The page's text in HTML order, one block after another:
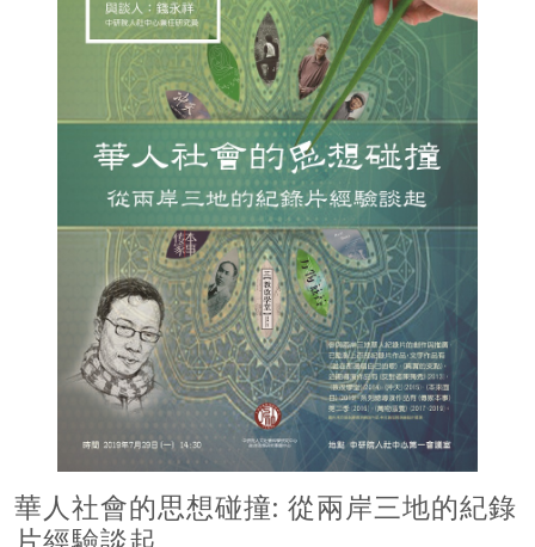
華人社會的思想碰撞: 從兩岸三地的紀錄